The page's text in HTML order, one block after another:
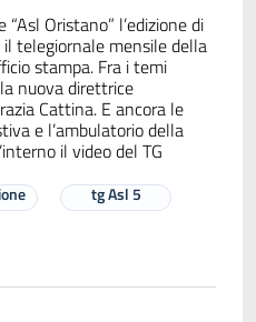
Oristano” l’edizione di
telegiornale mensile della
stampa. Fra i temi
nuova direttrice
Cattina. E ancora le
e l’ambulatorio della
il video del TG
tg Asl 5